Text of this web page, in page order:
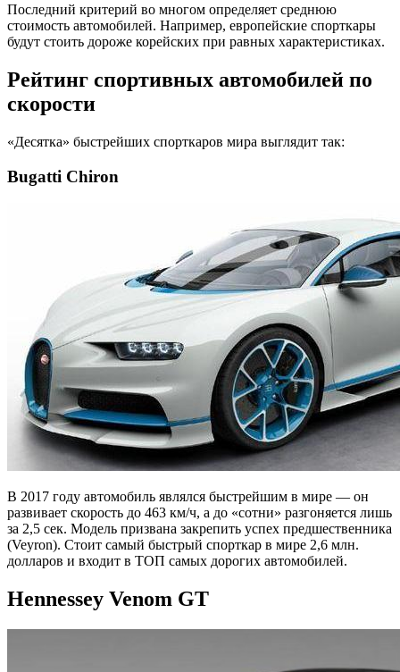
Последний критерий во многом определяет среднюю
стоимость автомобилей. Например, европейские спорткары
будут стоить дороже корейских при равных характеристиках.
Рейтинг спортивных автомобилей по
скорости
«Десятка» быстрейших спорткаров мира выглядит так:
Bugatti Chiron
В 2017 году автомобиль являлся быстрейшим в мире — он
развивает скорость до 463 км/ч, а до «сотни» разгоняется лишь
за 2,5 сек. Модель призвана закрепить успех предшественника
(Veyron). Стоит самый быстрый спорткар в мире 2,6 млн.
долларов и входит в ТОП самых дорогих автомобилей.
Hennessey Venom GT